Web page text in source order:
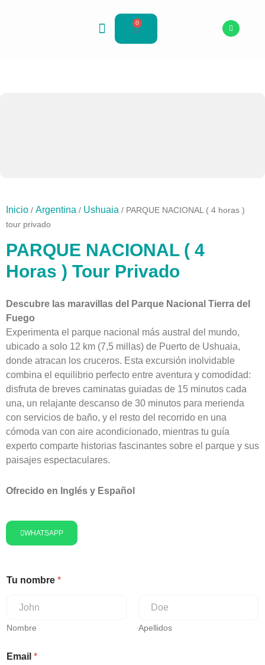
0
Cart
Inicio / Argentina / Ushuaia / PARQUE NACIONAL ( 4 horas )
tour privado
PARQUE NACIONAL ( 4
Horas ) Tour Privado
Descubre las maravillas del Parque Nacional Tierra del
Fuego
Experimenta el parque nacional más austral del mundo,
ubicado a solo 12 km (7,5 millas) de Puerto de Ushuaia,
donde atracan los cruceros. Esta excursión inolvidable
combina el equilibrio perfecto entre aventura y comodidad:
disfruta de breves caminatas guiadas de 15 minutos cada
una, un relajante descanso de 30 minutos para merienda
con servicios de baño, y el resto del recorrido en una
cómoda van con aire acondicionado, mientras tu guía
experto comparte historias fascinantes sobre el parque y sus
paisajes espectaculares.
Ofrecido en Inglés y Español
WHATSAPP
Tu nombre *
Nombre Apellidos
Email *